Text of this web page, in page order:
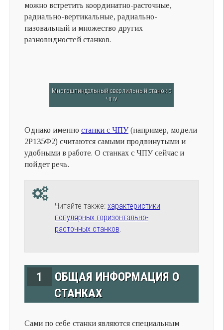
можно встретить координатно-расточные,
радиально-вертикальные, радиально-
пазовальный и множество других
разновидностей станков.
Многошпиндельный сверлильный станок с
ЧПУ
Однако именно станки с ЧПУ(например, модели
2Р135Ф2) считаются самыми продвинутыми и
удобными в работе. О станках с ЧПУ сейчас и
пойдет речь.
Читайте также: характеристики
популярных горизонтально-
расточных станков.
1
ОБЩАЯ ИНФОРМАЦИЯ О
СТАНКАХ
Сами по себе станки являются специальным